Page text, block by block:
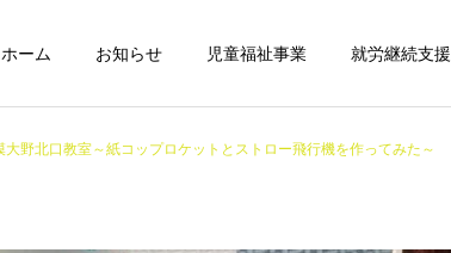
ホーム お知らせ 児童福祉事業 就労継続支援
大野北口教室～紙コップロケットとストロー飛行機を作ってみた～